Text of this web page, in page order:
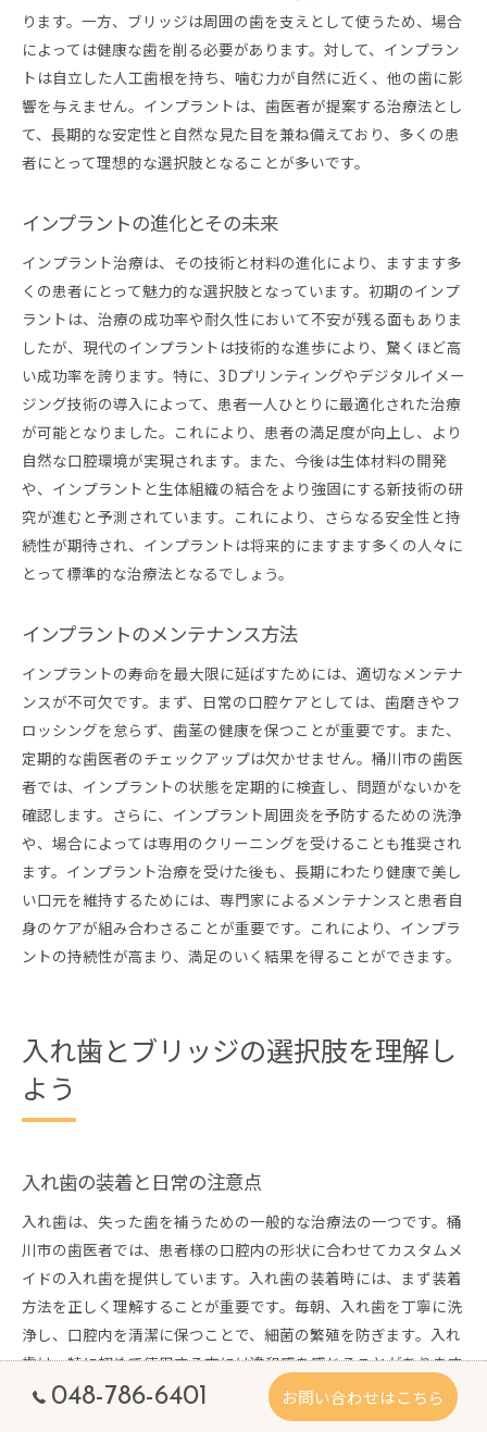
ります。一方、ブリッジは周囲の歯を支えとして使うため、場合
によっては健康な歯を削る必要があります。対して、インプラン
トは自立した人工歯根を持ち、噛む力が自然に近く、他の歯に影
響を与えません。インプラントは、歯医者が提案する治療法とし
て、長期的な安定性と自然な見た目を兼ね備えており、多くの患
者にとって理想的な選択肢となることが多いです。
インプラントの進化とその未来
インプラント治療は、その技術と材料の進化により、ますます多
くの患者にとって魅力的な選択肢となっています。初期のインプ
ラントは、治療の成功率や耐久性において不安が残る面もありま
したが、現代のインプラントは技術的な進歩により、驚くほど高
い成功率を誇ります。特に、3Dプリンティングやデジタルイメー
ジング技術の導入によって、患者一人ひとりに最適化された治療
が可能となりました。これにより、患者の満足度が向上し、より
自然な口腔環境が実現されます。また、今後は生体材料の開発
や、インプラントと生体組織の結合をより強固にする新技術の研
究が進むと予測されています。これにより、さらなる安全性と持
続性が期待され、インプラントは将来的にますます多くの人々に
とって標準的な治療法となるでしょう。
インプラントのメンテナンス方法
インプラントの寿命を最大限に延ばすためには、適切なメンテナ
ンスが不可欠です。まず、日常の口腔ケアとしては、歯磨きやフ
ロッシングを怠らず、歯茎の健康を保つことが重要です。また、
定期的な歯医者のチェックアップは欠かせません。桶川市の歯医
者では、インプラントの状態を定期的に検査し、問題がないかを
確認します。さらに、インプラント周囲炎を予防するための洗浄
や、場合によっては専用のクリーニングを受けることも推奨され
ます。インプラント治療を受けた後も、長期にわたり健康で美し
い口元を維持するためには、専門家によるメンテナンスと患者自
身のケアが組み合わさることが重要です。これにより、インプラ
ントの持続性が高まり、満足のいく結果を得ることができます。
入れ歯とブリッジの選択肢を理解し
よう
入れ歯の装着と日常の注意点
入れ歯は、失った歯を補うための一般的な治療法の一つです。桶
川市の歯医者では、患者様の口腔内の形状に合わせてカスタムメ
イドの入れ歯を提供しています。入れ歯の装着時には、まず装着
方法を正しく理解することが重要です。毎朝、入れ歯を丁寧に洗
浄し、口腔内を清潔に保つことで、細菌の繁殖を防ぎます。入れ
歯は、特に初めて使用する方には違和感を感じることがあります
が、適応するまでに時間がかかることを理解しておくと良いでし
ょう。また、食事の際には硬いものを避け、徐々に慣れていくこ
048-786-6401 お問い合わせはこちら